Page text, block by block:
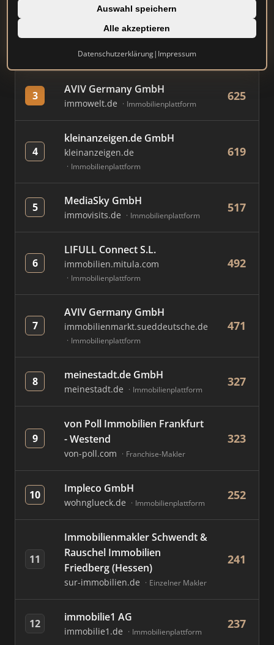
Auswahl speichern
Alle akzeptieren
Datenschutzerklärung| Impressum
2
1A Infosysteme GmbH
1a-immobilienmarkt.de
Immobilienplattform
673
3 AVIV Germany GmbH
immowelt.de Immobilienplattform
625
4
kleinanzeigen.de GmbH
kleinanzeigen.de
Immobilienplattform
619
5 MediaSky GmbH
immovisits.de Immobilienplattform
517
6
LIFULL Connect S.L.
immobilien.mitula.com
Immobilienplattform
492
7
AVIV Germany GmbH
immobilienmarkt.sueddeutsche.de
Immobilienplattform
471
8 meinestadt.de GmbH
meinestadt.de Immobilienplattform
327
9
von Poll Immobilien Frankfurt
- Westend
von-poll.com Franchise-Makler
323
10 Impleco GmbH
wohnglueck.de Immobilienplattform
252
11
Immobilienmakler Schwendt &
Rauschel Immobilien
Friedberg (Hessen)
sur-immobilien.de Einzelner Makler
241
12 immobilie1 AG
immobilie1.de Immobilienplattform
237